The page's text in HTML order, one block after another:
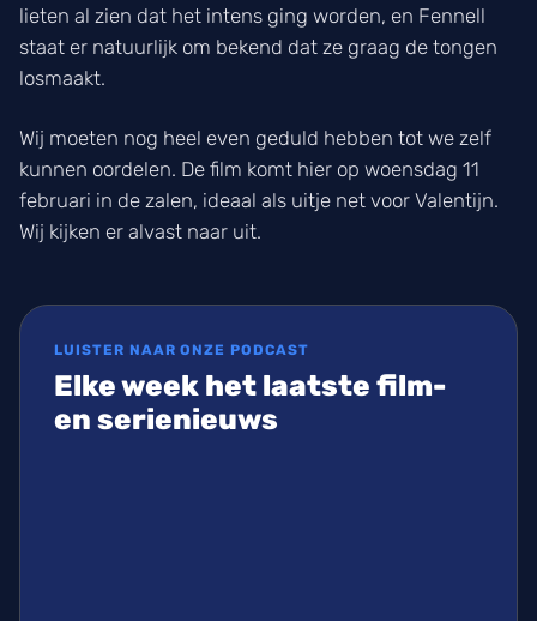
lieten al zien dat het intens ging worden, en Fennell
staat er natuurlijk om bekend dat ze graag de tongen
losmaakt.
Wij moeten nog heel even geduld hebben tot we zelf
kunnen oordelen. De film komt hier op woensdag 11
februari in de zalen, ideaal als uitje net voor Valentijn.
Wij kijken er alvast naar uit.
LUISTER NAAR ONZE PODCAST
Elke week het laatste film-
en serienieuws